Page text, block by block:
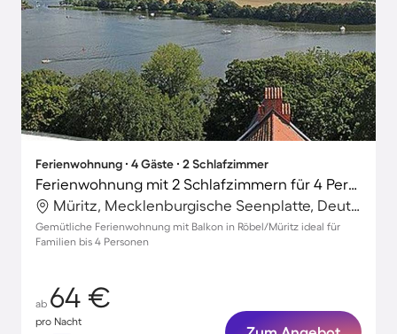
Ferienwohnung ∙ 4 Gäste ∙ 2 Schlafzimmer
Ferienwohnung mit 2 Schlafzimmern für 4 Personen
Müritz, Mecklenburgische Seenplatte, Deutschland
Gemütliche Ferienwohnung mit Balkon in Röbel/Müritz ideal für
Familien bis 4 Personen
ab 64 €
pro Nacht